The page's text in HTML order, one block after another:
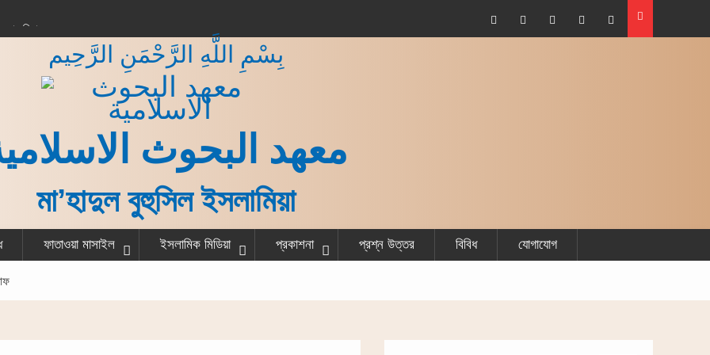
বিধান
শেষ করে একজন
গরু বর্গা দেওয়ার বিধান
بِسْمِ اللَّهِ الرَّحْمَنِ الرَّحِيم
معهد البحوث
মা’হাদুল বুহুসিল ইসলামিয়া
ফাতাওয়া মাসাইল ইসলামিক মিডিয়া প্রকাশনা প্রশ্ন উত্তর বিবিধ যোগাযোগ